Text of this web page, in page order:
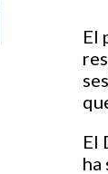
El
El
ha